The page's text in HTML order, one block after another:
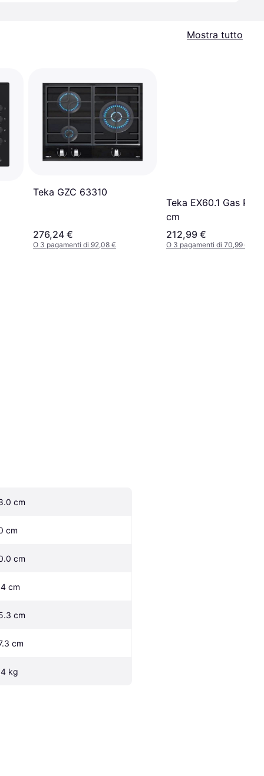
Mostra tutto
Teka GZC 63310
276,24 €
O 3 pagamenti di 92,08 €
Teka EX60.1 Gas
cm
212,99 €
O 3 pagamenti di 70,99 €
cm
cm
cm
cm
cm
cm
kg